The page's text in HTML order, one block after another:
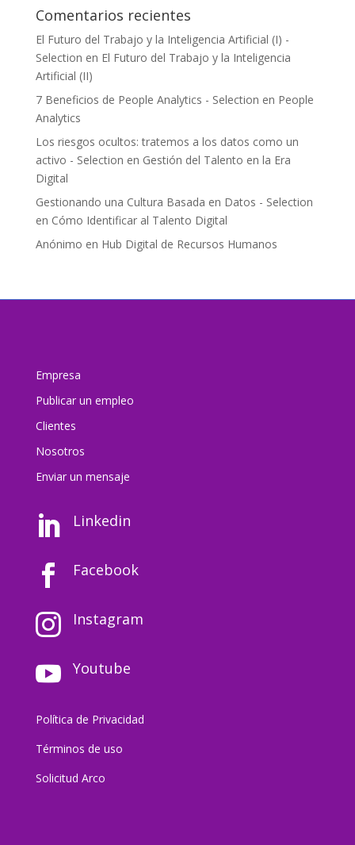
Comentarios recientes
El Futuro del Trabajo y la Inteligencia Artificial (I) -
Selection en El Futuro del Trabajo y la Inteligencia
Artificial (II)
7 Beneficios de People Analytics - Selection en People
Analytics
Los riesgos ocultos: tratemos a los datos como un
activo - Selection en Gestión del Talento en la Era
Digital
Gestionando una Cultura Basada en Datos - Selection
en Cómo Identificar al Talento Digital
Anónimo en Hub Digital de Recursos Humanos
Empresa
Publicar un empleo
Clientes
Nosotros
Enviar un mensaje
 Linkedin
 Facebook
 Instagram
 Youtube
Política de Privacidad
Términos de uso
Solicitud Arco